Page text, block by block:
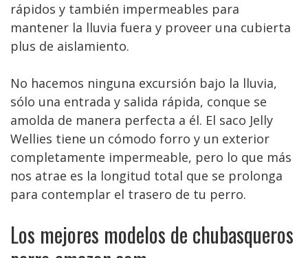
rápidos y también impermeables para
mantener la lluvia fuera y proveer una cubierta
plus de aislamiento.
No hacemos ninguna excursión bajo la lluvia,
sólo una entrada y salida rápida, conque se
amolda de manera perfecta a él. El saco Jelly
Wellies tiene un cómodo forro y un exterior
completamente impermeable, pero lo que más
nos atrae es la longitud total que se prolonga
para contemplar el trasero de tu perro.
Los mejores modelos de chubasqueros